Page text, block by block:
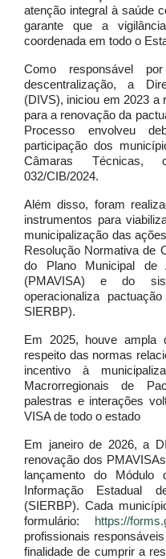
atenção integral à saúde
garante que a
coordenada em todo o
Como responsável
descentralização, a
(DIVS), iniciou em 2023 a
para a renovação da
Processo envolveu
participação dos
Câmaras Técnicas,
032/CIB/2024.
Além disso, foram
instrumentos para
municipalização das
Resolução Normativa de
do Plano Municipal de
(PMAVISA) e do
operacionaliza
SIERBP).
Em 2025, houve ampla
respeito das normas
incentivo à
Macrorregionais de
palestras e interações
VISA de todo o estado
Em janeiro de 2026, a
renovação dos
lançamento do Módulo
Informação Estadual
(SIERBP). Cada
formulário: https://
profissionais
finalidade de cumprir a